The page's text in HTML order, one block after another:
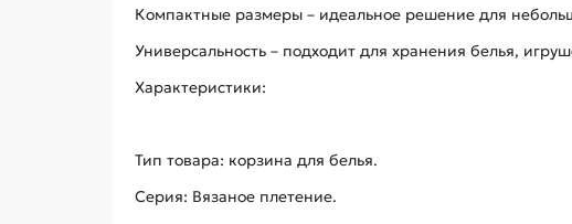
Компактные размеры – идеальное решение для
Универсальность – подходит для хранения белья,
Характеристики:
Тип товара: корзина для белья.
Серия: Вязаное плетение.